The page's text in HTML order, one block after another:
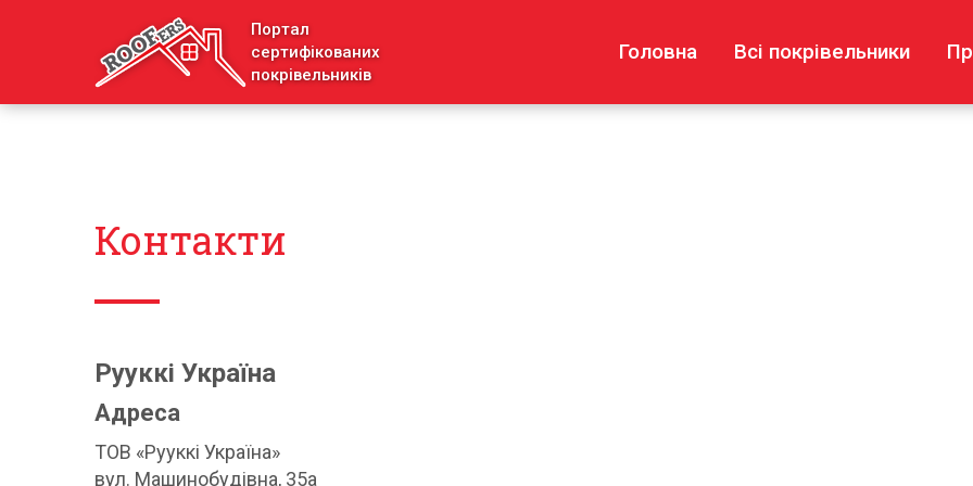
Портал
сертифікованих
покрівельників
Головна Всі покрівельники
Контакти
Рууккі Україна
Адреса
ТОВ «Рууккі Україна»
вул. Машинобудівна, 35а